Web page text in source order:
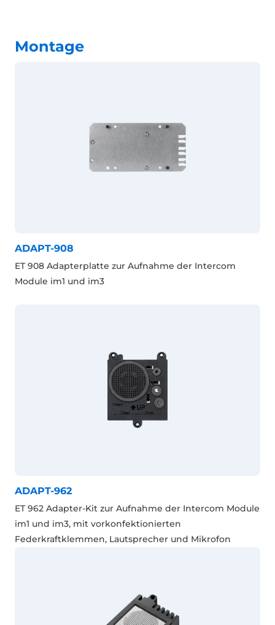
Montage
ADAPT-908
ET 908 Adapterplatte zur Aufnahme der Intercom
Module im1 und im3
ADAPT-962
ET 962 Adapter-Kit zur Aufnahme der Intercom Module
im1 und im3, mit vorkonfektionierten
Federkraftklemmen, Lautsprecher und Mikrofon